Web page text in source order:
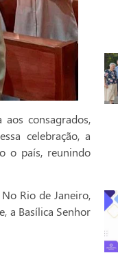
consagrados,
celebração, a
o país, reunindo
Rio de Janeiro,
a Basílica Senhor